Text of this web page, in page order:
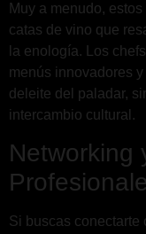
Muy a menudo,
catas de vino que
la enología. Los
menús innovadores
deleite del paladar,
intercambio cultural.
Networking
Si buscas conectarte